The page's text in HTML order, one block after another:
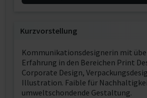
Kurzvorstellung
Kommunikationsdesignerin mit
Erfahrung in den Bereichen Print
Corporate Design,
Illustration. Faible für
umweltschondende Gestaltung.